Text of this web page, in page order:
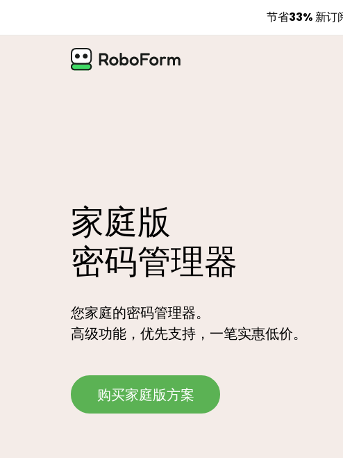
节省33%新订
家庭版
密码管理器
您家庭的密码管理器。
高级功能，优先支持，一笔实惠低价。
购买家庭版方案